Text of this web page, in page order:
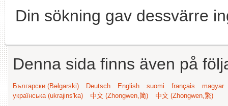
Din sökning gav dessvärre
Denna sida finns även på
Български (Bəlgarski) Deutsch English suomi français
magyar
українська (ukrajins'ka)
中文 (Zhongwen,简) 中文 (Zhongwen,繁)